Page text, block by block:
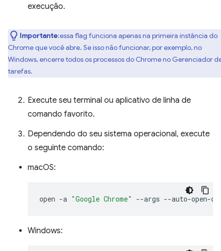
execução.
Importante:essa flag funciona apenas na primeira instância do
Chrome que você abre. Se isso não funcionar, por exemplo, no
Windows, encerre todos os processos do Chrome no Gerenciador
tarefas.
Execute seu terminal ou aplicativo de linha de
comando favorito.
Dependendo do seu sistema operacional, execute
o seguinte comando:
macOS:
open -a "Google Chrome" --args
Windows: